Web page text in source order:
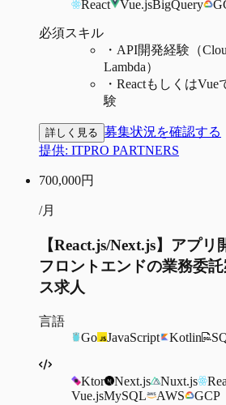
React Vue.jsBigQuery
必須スキル
・ API開発経験（
Lambda）
・ Reactもしくは
験
詳しく見る 募集状況を確認する
提供: ITPRO PARTNERS
700,000円
/月
【React.js/Next.js】アプ
フロントエンドの業務委
ス求人
言語
Go
JavaScript Kotlin
Ktor Next.js Nuxt.js
Vue.jsMySQL AWS GCP